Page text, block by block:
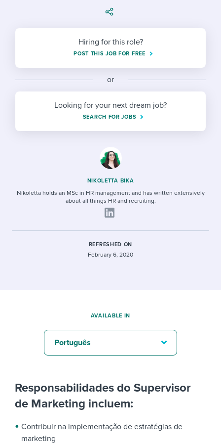
Working together with others
Maintaining hiring pipelines
Developing & retaining people
Ensuring compliance
Finding and attracting people
Establishing an employer brand
Candidate/employee experiences
Policy templates
Onboarding checklists
Step-by-step tutorials
Free ebooks & reports
HR terms
Pay & benefits
Career development
Modern working life
Overall career resources
Explore Workable
Request a demo
Start a free trial
Hiring for this role?
POST THIS JOB FOR FREE
or
Looking for your next dream job?
SEARCH FOR JOBS
NIKOLETTA BIKA
Nikoletta holds an MSc in HR management and has written extensively
about all things HR and recruiting.
REFRESHED ON
February 6, 2020
Responsabilidades do Supervisor
de Marketing incluem:
Contribuir na implementação de estratégias de
marketing
AVAILABLE IN
Português